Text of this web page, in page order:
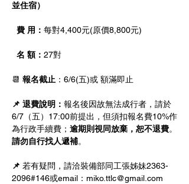
並住宿）
費 用： 每對4,400元(原價8,800元)
名 額： 27對
📆 報名截止 ：6/6(五)或 額滿即止
📌 退費說明： 報名後因故無法成行者，請於
6/7（五）17:00前提出，但須扣報名費10%作
為行政手續費； 逾期則視同放棄，恕不退費。
請勿自行找人遞補。
📌 若有疑問，請洽裝備部同工張姊妹2363-
2096#146或email：miko.ttlc@gmail.com